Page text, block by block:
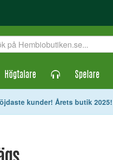
Högtalare Spelare
kunder! Årets butik